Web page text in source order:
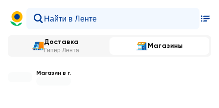
Доставка
Гипер Лента
Магазины
Магазин в г.